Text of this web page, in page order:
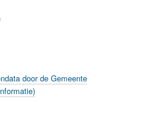
door de Gemeente